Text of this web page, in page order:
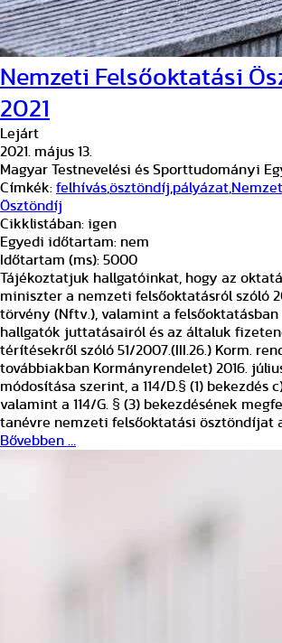
Nemzeti Felsőoktatási
2021
Lejárt
2021. május 13.
Magyar Testnevelési és Sporttudományi
Címkék: felhívásösztöndíj pályázat
Ösztöndíj
Cikklistában: igen
Egyedi időtartam: nem
Időtartam (ms): 5000
Tájékoztatjuk hallgatóinkat, hogy az
miniszter a nemzeti felsőoktatásról szóló
törvény (Nftv.), valamint a felsőoktatásban
hallgatók juttatásairól és az általuk
térítésekről szóló 51/2007.(III.26.) Korm.
továbbiakban Kormányrendelet) 2016.
módosítása szerint, a 114/D.§ (1) bekezdés
valamint a 114/G. § (3) bekezdésének
tanévre nemzeti felsőoktatási ösztöndíjat
Bővebben …